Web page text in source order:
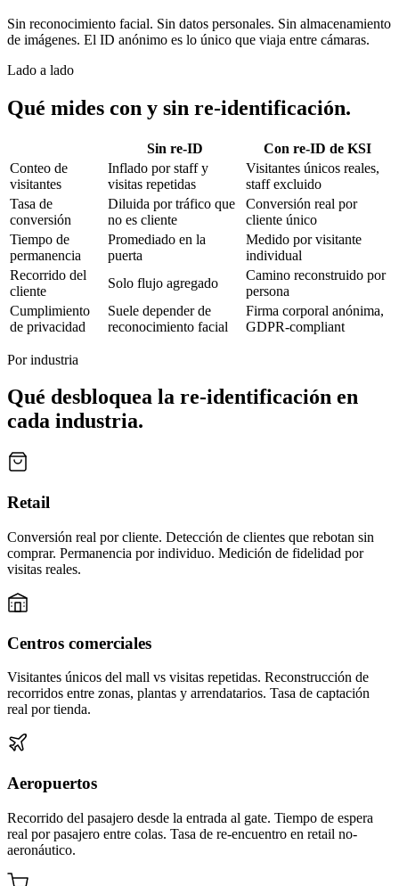
Sin reconocimiento facial. Sin datos personales. Sin almacenamiento
de imágenes. El ID anónimo es lo único que viaja entre cámaras.
Lado a lado
Qué mides con y sin re-identificación.
Sin re-ID
Con re-ID de KSI
Conteo de
visitantes
Inflado por staff y
visitas repetidas
Visitantes únicos reales,
staff excluido
Tasa de
conversión
Diluida por tráfico que
no es cliente
Conversión real por
cliente único
Tiempo de
permanencia
Promediado en la
puerta
Medido por visitante
individual
Recorrido del
cliente
Solo flujo agregado
Camino reconstruido por
persona
Cumplimiento
de privacidad
Suele depender de
reconocimiento facial
Firma corporal anónima,
GDPR-compliant
Por industria
Qué desbloquea la re-identificación en
cada industria.
Retail
Conversión real por cliente. Detección de clientes que rebotan sin
comprar. Permanencia por individuo. Medición de fidelidad por
visitas reales.
Centros comerciales
Visitantes únicos del mall vs visitas repetidas. Reconstrucción de
recorridos entre zonas, plantas y arrendatarios. Tasa de captación
real por tienda.
Aeropuertos
Recorrido del pasajero desde la entrada al gate. Tiempo de espera
real por pasajero entre colas. Tasa de re-encuentro en retail no-
aeronáutico.